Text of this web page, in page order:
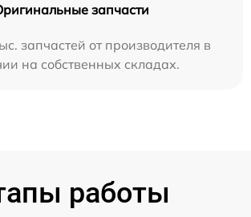
запчасти
запчастей от производителя в
на собственных складах.
работы